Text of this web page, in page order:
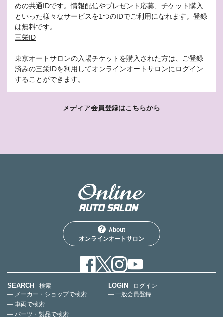
めの共通IDです。情報配信やプレゼント応募、チケット購入
といった様々なサービスを1つのIDでご利用になれます。登録
は無料です。
三栄ID
東京オートサロンの入場チケットを購入された方は、ご登録
済みの三栄IDを利用してオンラインオートサロンにログイン
することができます。
メディア会員登録はこちらから
About
オンラインオートサロン
SEARCH
検索
— メーカー・ショップで検索
— 車両で検索
— パーツ・製品で検索
LOGIN
ログイン
— 一般会員登録